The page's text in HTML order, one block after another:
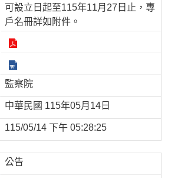
可設立日起至115年11月27日止，專
戶名冊詳如附件。
監察院
中華民國 115年05月14日
115/05/14 下午 05:28:25
公告